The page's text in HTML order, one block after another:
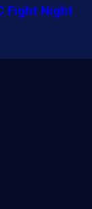
Fight Night